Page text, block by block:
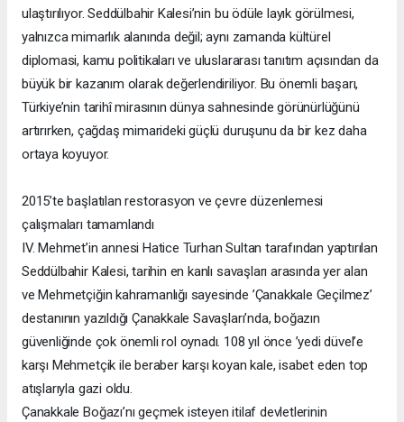
ulaştırılıyor. Seddülbahir Kalesi’nin bu ödüle layık görülmesi,
yalnızca mimarlık alanında değil; aynı zamanda kültürel
diplomasi, kamu politikaları ve uluslararası tanıtım açısından da
büyük bir kazanım olarak değerlendiriliyor. Bu önemli başarı,
Türkiye’nin tarihî mirasının dünya sahnesinde görünürlüğünü
artırırken, çağdaş mimarideki güçlü duruşunu da bir kez daha
ortaya koyuyor.
2015’te başlatılan restorasyon ve çevre düzenlemesi
çalışmaları tamamlandı
IV. Mehmet’in annesi Hatice Turhan Sultan tarafından yaptırılan
Seddülbahir Kalesi, tarihin en kanlı savaşları arasında yer alan
ve Mehmetçiğin kahramanlığı sayesinde ’Çanakkale Geçilmez’
destanının yazıldığı Çanakkale Savaşları’nda, boğazın
güvenliğinde çok önemli rol oynadı. 108 yıl önce ’yedi düvel’e
karşı Mehmetçik ile beraber karşı koyan kale, isabet eden top
atışlarıyla gazi oldu.
Çanakkale Boğazı’nı geçmek isteyen itilaf devletlerinin